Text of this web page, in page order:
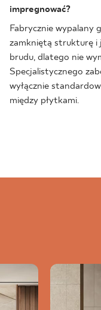
impregnować?
Fabrycznie wypalany
zamkniętą strukturę i
brudu, dlatego nie
Specjalistycznego
wyłącznie
między płytkami.